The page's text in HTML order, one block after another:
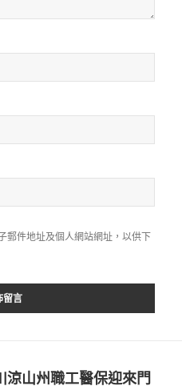
郵件地址及個人網站網址，以供下
涼山州職工醫保迎來門